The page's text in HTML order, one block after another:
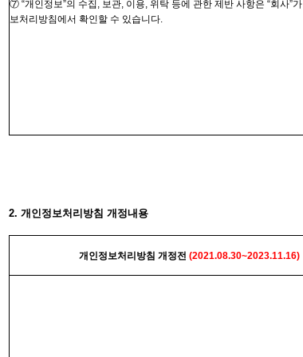
⑦ “개인정보”의 수집 , 보관, 이용, 위탁 등에 관한 제반 사항은 “회사”가
보처리방침에서 확인할 수 있습니다.
2. 개인정보처리방침 개정내용
개인정보처리방침 개정전 (2021.08.30~2023.11.16)